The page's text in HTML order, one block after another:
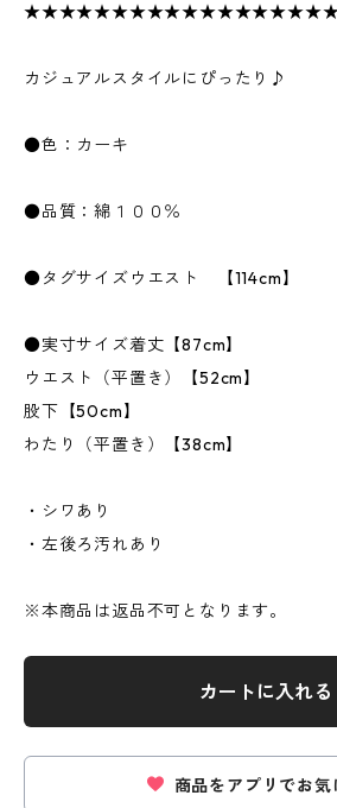
カジュアルスタイルにぴったり♪
●色：カーキ
●品質：綿１００％
●タグサイズウエスト 【114cm】
●実寸サイズ着丈【87cm】
ウエスト（平置き）【52cm】
股下【50cm】
わたり（平置き）【38cm】
・シワあり
・左後ろ汚れあり
※本商品は返品不可となります。
カートに入れる
商品をアプリでお気